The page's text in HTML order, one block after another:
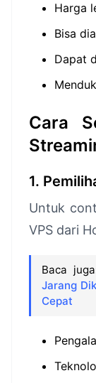
Harga
Bisa
Dapat
Cara
1.
Untuk
VPS dari
Baca
Jarang
Cepat